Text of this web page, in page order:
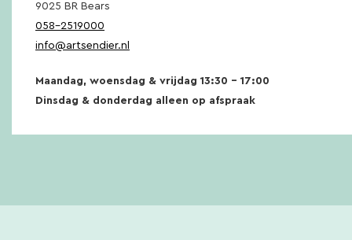
9025 BR Bears
058-2519000
info@artsendier.nl
Maandag, woensdag & vrijdag 13:30 – 17:00
Dinsdag & donderdag alleen op afspraak